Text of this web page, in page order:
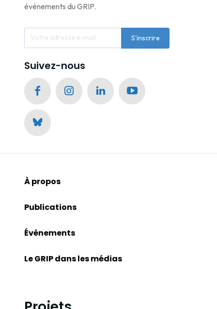
événements du GRIP.
S'inscrire
Suivez-nous
À propos
Publications
Événements
Le GRIP dans les médias